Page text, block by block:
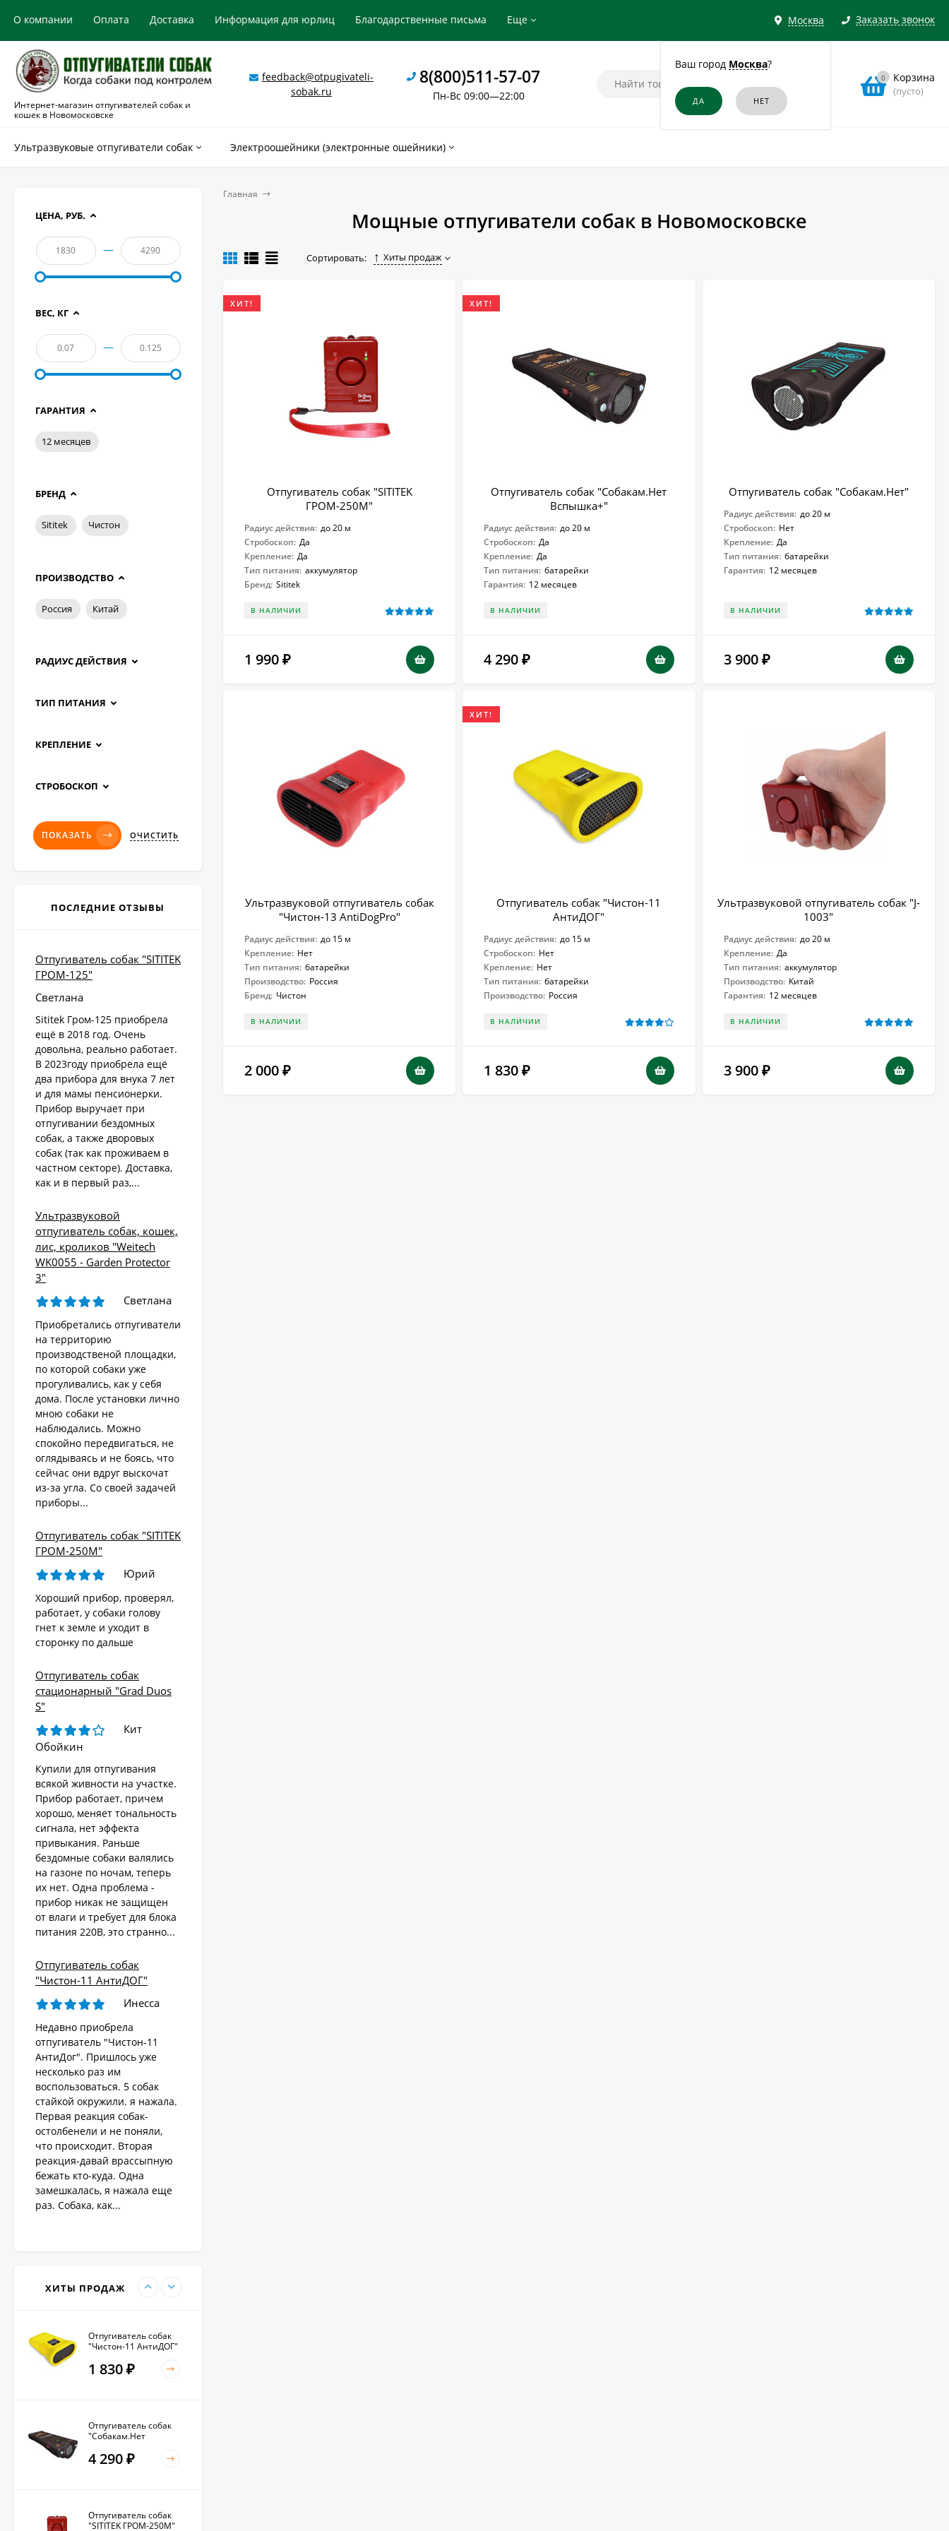
Москва
Ваш город Москва?
Заказать звонок
О компании Оплата Доставка Информация для юрлиц Благодарственные письма Еще
Интернет-магазин отпугивателей собак и
кошек в Новомосковске
feedback@otpugivateli-
sobak.ru
8(800)511-57-07
Пн-Вс 09:00—22:00
0 Корзина
(пусто)
Ультразвуковые отпугиватели собак Электроошейники (электронные ошейники)
Главная
Мощные отпугиватели собак в Новомосковске
Сортировать: Хиты продаж
ХИТ!
Отпугиватель собак "SITITEK
ГРОМ-250М"
Радиус действия: до 20 м
Стробоскоп: Да
Крепление: Да
Тип питания: аккумулятор
Бренд: Sititek
В НАЛИЧИИ
1 990 ₽
ХИТ!
Отпугиватель собак "Собакам.Нет
Вспышка+"
Радиус действия: до 20 м
Стробоскоп: Да
Крепление: Да
Тип питания: батарейки
Гарантия: 12 месяцев
В НАЛИЧИИ
4 290₽
Отпугиватель собак "Собакам.Нет"
Радиус действия: до 20 м
Стробоскоп: Нет
Крепление: Да
Тип питания: батарейки
Гарантия: 12 месяцев
В НАЛИЧИИ
3 900 ₽
Ультразвуковой отпугиватель собак
"Чистон-13 AntiDogPro"
Радиус действия: до 15 м
Крепление: Нет
Тип питания: батарейки
Производство: Россия
Бренд: Чистон
В НАЛИЧИИ
2 000 ₽
ХИТ!
Отпугиватель собак "Чистон-11
АнтиДОГ"
Радиус действия: до 15 м
Стробоскоп: Нет
Крепление: Нет
Тип питания: батарейки
Производство: Россия
В НАЛИЧИИ
1 830₽
Ультразвуковой отпугиватель собак "J-
1003"
Радиус действия: до 20 м
Крепление: Да
Тип питания: аккумулятор
Производство: Китай
Гарантия: 12 месяцев
В НАЛИЧИИ
3 900 ₽
ЦЕНА, РУБ.
—
ВЕС, КГ
—
ГАРАНТИЯ
12 месяцев
БРЕНД
Sititek Чистон
ПРОИЗВОДСТВО
Россия Китай
РАДИУС ДЕЙСТВИЯ
ТИП ПИТАНИЯ
КРЕПЛЕНИЕ
СТРОБОСКОП
ПОКАЗАТЬ ОЧИСТИТЬ
ПОСЛЕДНИЕ ОТЗЫВЫ
Отпугиватель собак "SITITEK
ГРОМ-125"
Светлана
Sititek Гром-125 приобрела
ещё в 2018 год. Очень
довольна, реально работает.
В 2023году приобрела ещё
два прибора для внука 7 лет
и для мамы пенсионерки.
Прибор выручает при
отпугивании бездомных
собак, а также дворовых
собак (так как проживаем в
частном секторе). Доставка,
как и в первый раз,...
Ультразвуковой
отпугиватель собак, кошек,
лис, кроликов "Weitech
WK0055 - Garden Protector
3"
Светлана
Приобретались отпугиватели
на территорию
производственой площадки,
по которой собаки уже
прогуливались, как у себя
дома. После установки лично
мною собаки не
наблюдались. Можно
спокойно передвигаться, не
оглядываясь и не боясь, что
сейчас они вдруг выскочат
из-за угла. Со своей задачей
приборы...
Отпугиватель собак "SITITEK
ГРОМ-250М"
Юрий
Хороший прибор, проверял,
работает, у собаки голову
гнет к земле и уходит в
сторонку по дальше
Отпугиватель собак
стационарный "Grad Duos
S"
Кит
Обойкин
Купили для отпугивания
всякой живности на участке.
Прибор работает, причем
хорошо, меняет тональность
сигнала, нет эффекта
привыкания. Раньше
бездомные собаки валялись
на газоне по ночам, теперь
их нет. Одна проблема -
прибор никак не защищен
от влаги и требует для блока
питания 220В, это странно...
Отпугиватель собак
"Чистон-11 АнтиДОГ"
Инесса
Недавно приобрела
отпугиватель "Чистон-11
АнтиДог". Пришлось уже
несколько раз им
воспользоваться. 5 собак
стайкой окружили. я нажала.
Первая реакция собак-
остолбенели и не поняли,
что происходит. Вторая
реакция-давай врассыпную
бежать кто-куда. Одна
замешкалась, я нажала еще
раз. Собака, как...
ХИТЫ ПРОДАЖ
Стационарный
отпугиватель
животных «AR-2403
Solar»
4 570₽
Ультразвуковой
отпугиватель собак,
кошек, лис, кроликов
"Weitech WK0055 -
8 690₽
Электроошейник для
дрессировки собак
«PET998DB»
3 480 ₽
Ошейник антилай
1 890₽
Отпугиватель собак
"Чистон-11 АнтиДОГ"
1 830 ₽
Отпугиватель собак
"Собакам.Нет
4 290 ₽
Отпугиватель собак
"SITITEK ГРОМ-250М"